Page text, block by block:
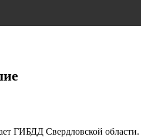
ГИБДД Свердловской области.